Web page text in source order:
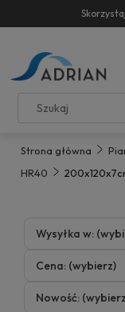
Strona główna
HR40
Wysyłka w:
Cena: (wybierz)
Nowość: